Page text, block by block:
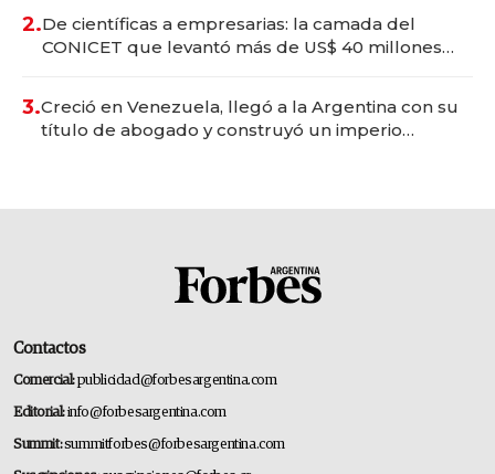
2.De científicas a empresarias: la camada del
CONICET que levantó más de US$ 40 millones
3.Creció en Venezuela, llegó a la Argentina con su
título de abogado y construyó un imperio
Contactos
Comercial:publicidad@forbesargentina.com
Editorial:info@forbesargentina.com
Summit:summitforbes@forbesargentina.com